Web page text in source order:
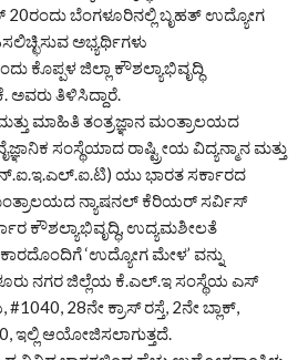
ಬೆಂಗಳೂರಿನಲ್ಲಿ ಬೃಹತ್ ಉದ್ಯೋಗ
ಅಭ್ಯರ್ಥಿಗಳು
ಕೊಪ್ಪಳ ಜಿಲ್ಲಾ ಕೌಶಲ್ಯಾಭಿವೃದ್ಧಿ
ತಿಳಿಸಿದ್ದಾರೆ.
ಮಾಹಿತಿ ತಂತ್ರಜ್ಞಾನ ಮಂತ್ರಾಲಯದ
ಸಂಸ್ಥೆಯಾದ ರಾಷ್ಟ್ರೀಯ ವಿದ್ಯನ್ಮಾನ ಮತ್ತು
ಯು ಭಾರತ ಸರ್ಕಾರದ
ನ್ಯಾಷನಲ್ ಕೆರಿಯರ್ ಸರ್ವಿಸ್
ಕೌಶಲ್ಯಾಭಿವೃದ್ಧಿ, ಉದ್ಯಮಶೀಲತೆ
‘ಉದ್ಯೋಗ ಮೇಳ’ ವನ್ನು
ನಗರ ಜಿಲ್ಲೆಯ ಕೆ.ಎಲ್.ಇ ಸಂಸ್ಥೆಯ ಎಸ್
28ನೇ ಕ್ರಾಸ್ ರಸ್ತೆ, 2ನೇ ಬ್ಲಾಕ್,
ಇಲ್ಲಿ ಆಯೋಜಿಸಲಾಗುತ್ತದೆ.